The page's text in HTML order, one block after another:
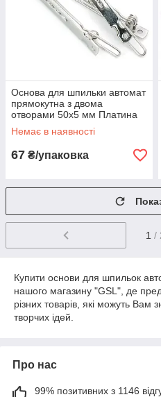
Основа для шпильки автомат
прямокутна з двома
отворами 50х5 мм Платина
10 шт.
Немає в наявності
67 ₴/упаковка
1 /
Купити основи для шпильок
нашого магазину "GSL", де
різних товарів, які можуть Вам
творчих ідей.
Про нас
99% позитивних з 1146